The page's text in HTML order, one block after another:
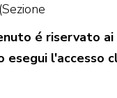
é riservato ai
esegui l'accesso